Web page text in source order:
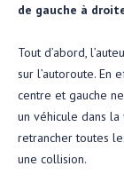
de gauche à
Tout d’abord,
sur l’autoroute.
centre et gauche
un véhicule dans
retrancher toutes
une collision.